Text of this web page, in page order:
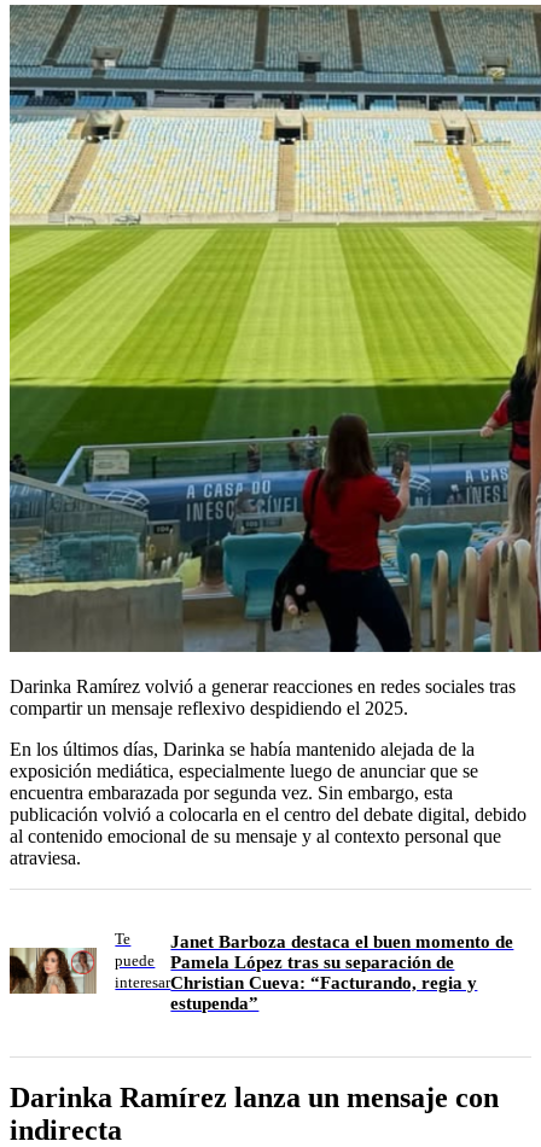
Darinka Ramírez volvió a generar reacciones en redes sociales tras
compartir un mensaje reflexivo despidiendo el 2025.
En los últimos días, Darinka se había mantenido alejada de la
exposición mediática, especialmente luego de anunciar que se
encuentra embarazada por segunda vez. Sin embargo, esta
publicación volvió a colocarla en el centro del debate digital, debido
al contenido emocional de su mensaje y al contexto personal que
atraviesa.
Te
puede
interesar
Janet Barboza destaca el buen momento de
Pamela López tras su separación de
Christian Cueva: “Facturando, regia y
estupenda”
Darinka Ramírez lanza un mensaje con
indirecta